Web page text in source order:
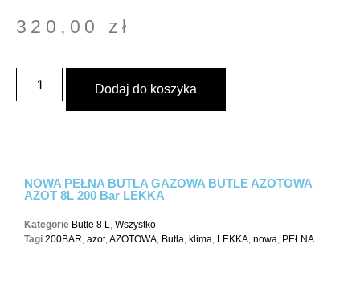
320,00 zł
Dodaj do koszyka
NOWA PEŁNA BUTLA GAZOWA BUTLE AZOTOWA
AZOT 8L 200 Bar LEKKA
Kategorie Butle 8 L, Wszystko
Tagi 200BAR, azot,AZOTOWA, Butla, klima, LEKKA, nowa, PEŁNA